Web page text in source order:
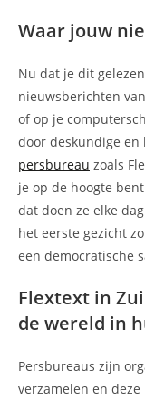
Waar jouw
Nu dat je dit
nieuwsberichten
of op je
door deskundige en
persbureau zoals
je op de hoogte
dat doen ze elke
het eerste gezicht
een democratische
Flextext in
de wereld in
Persbureaus zijn
verzamelen en